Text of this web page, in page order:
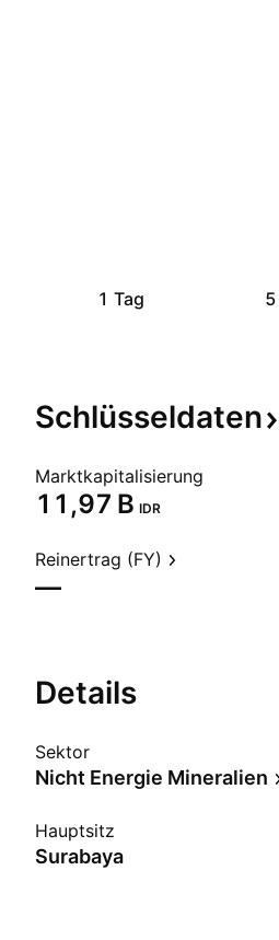
1 Tag
Schlüsseldaten
Marktkapitalisierung
‪11,97 B‬ IDR
Reinertrag (FY)
—
Details
Sektor
Nicht Energie Mineralien
Hauptsitz
Surabaya